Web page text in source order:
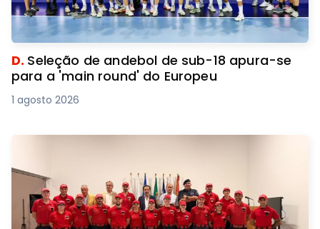
D. Seleção de andebol de sub-18 apura-se
para a 'main round' do Europeu
1 agosto 2026